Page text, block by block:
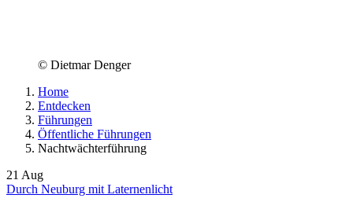
© Dietmar Denger
Home
Entdecken
Führungen
Öffentliche Führungen
Nachtwächterführung
21 Aug
Durch Neuburg mit Laternenlicht